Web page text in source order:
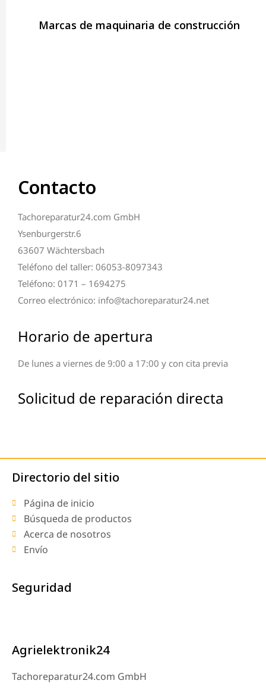
Marcas de maquinaria de construcción
Contacto
Tachoreparatur24.com GmbH
Ysenburgerstr.6
63607 Wächtersbach
Teléfono del taller: 06053-8097343
Teléfono: 0171 – 1694275
Correo electrónico: info@tachoreparatur24.net
Horario de apertura
De lunes a viernes de 9:00 a 17:00 y con cita previa
Solicitud de reparación directa
Directorio del sitio
Página de inicio
Búsqueda de productos
Acerca de nosotros
Envío
Seguridad
Agrielektronik24
Tachoreparatur24.com GmbH